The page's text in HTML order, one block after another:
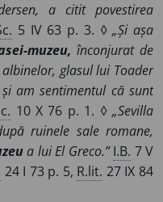
a citit povestirea
5 IV 63 p. 3. ◊„Și așa
muzeu, înconjurat de
glasul lui Toader
am sentimentul că sunt
10 X 76 p. 1. ◊„Sevilla
ruinele sale romane,
a lui El Greco.” I.B. 7 V
24 I 73 p. 5, R.lit. 27 IX 84